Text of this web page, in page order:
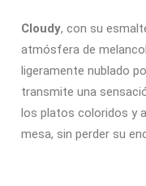
Cloudy, con su
atmósfera de
ligeramente nublado
transmite una
los platos coloridos y
mesa, sin perder su